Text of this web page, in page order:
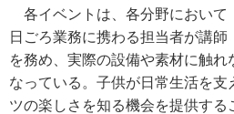
各イベントは、各分野において
日ごろ業務に携わる担当者が講師
を務め、実際の設備や素材に触れ
なっている。子供が日常生活を支
ツの楽しさを知る機会を提供する